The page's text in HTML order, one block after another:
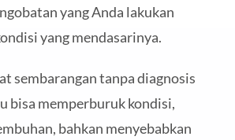
yang Anda lakukan
yang mendasarinya.
sembarangan tanpa diagnosis
bisa memperburuk kondisi,
bahkan menyebabkan